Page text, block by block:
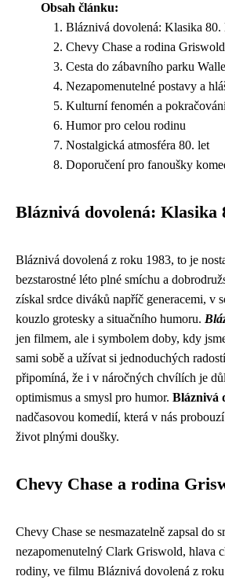
Obsah článku:
Bláznivá dovolená: Klasika 80.
Chevy Chase a rodina
Cesta do zábavního parku
Nezapomenutelné postavy a
Kulturní fenomén a
Humor pro celou rodinu
Nostalgická atmosféra 80. let
Doporučení pro fanoušky
Bláznivá dovolená: Klasika
Bláznivá dovolená z roku 1983, to je
bezstarostné léto plné smíchu a
získal srdce diváků napříč generacemi, v
kouzlo grotesky a situačního humoru.
jen filmem, ale i symbolem doby, kdy
sami sobě a užívat si jednoduchých
připomíná, že i v náročných chvílích je
optimismus a smysl pro humor. Bláznivá
nadčasovou komedií, která v nás
život plnými doušky.
Chevy Chase a rodina
Chevy Chase se nesmazatelně zapsal do
nezapomenutelný Clark Griswold, hlava
rodiny, ve filmu Bláznivá dovolená z